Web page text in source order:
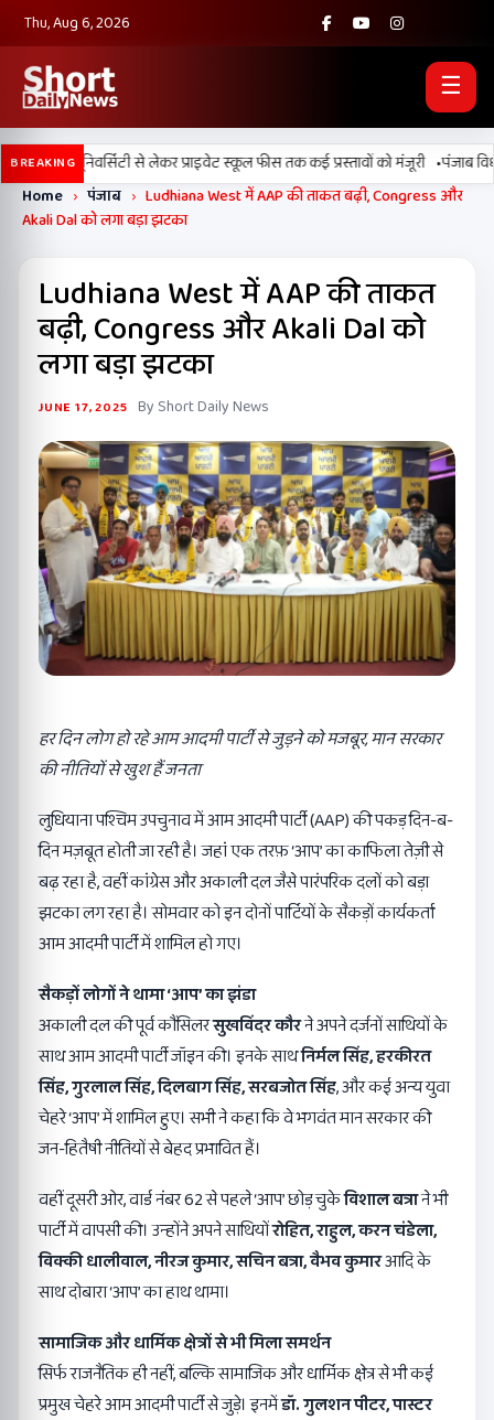
Thu, Aug 6, 2026
☰
BREAKING
यूनिवर्सिटी से लेकर प्राइवेट स्कूल फीस तक कई प्रस्तावों को मंजूरी •पंजाब
Home › पंजाब › Ludhiana West में AAP की ताकत बढ़ी, Congress और
Akali Dal को लगा बड़ा झटका
Ludhiana West में AAP की ताकत
बढ़ी, Congress और Akali Dal को
लगा बड़ा झटका
JUNE 17, 2025 By Short Daily News
हर दिन लोग हो रहे आम आदमी पार्टी से जुड़ने को मजबूर,मान सरकार
की नीतियों से खुश हैं जनता
लुधियाना पश्चिम उपचुनाव में आम आदमी पार्टी (AAP) की पकड़ दिन-ब-
दिन मज़बूत होती जा रही है। जहां एक तरफ़ ‘आप’ का काफिला तेज़ी से
बढ़ रहा है, वहीं कांग्रेस और अकाली दल जैसे पारंपरिक दलों को बड़ा
झटका लग रहा है। सोमवार को इन दोनों पार्टियों के सैकड़ों कार्यकर्ता
आम आदमी पार्टी में शामिल हो गए।
सैकड़ों लोगों ने थामा ‘आप’का झंडा
अकाली दल की पूर्व कौंसिलरसुखविंदर कौरने अपने दर्जनों साथियों के
साथ आम आदमी पार्टी जॉइन की। इनके साथनिर्मल सिंह,हरकीरत
सिंह,गुरलाल सिंह,दिलबाग सिंह,सरबजोत सिंह, और कई अन्य युवा
चेहरे ‘आप’ में शामिल हुए। सभी ने कहा कि वे भगवंत मान सरकार की
जन-हितैषी नीतियों से बेहद प्रभावित हैं।
वहीं दूसरी ओर, वार्ड नंबर 62 से पहले ‘आप’ छोड़ चुकेविशाल बत्राने भी
पार्टी में वापसी की। उन्होंने अपने साथियोंरोहित,राहुल,करन चंडेला,
विक्की धालीवाल,नीरज कुमार,सचिन बत्रा,वैभव कुमारआदि के
साथ दोबारा ‘आप’ का हाथ थामा।
सामाजिक और धार्मिक क्षेत्रों से भी मिला समर्थन
सिर्फ राजनैतिक ही नहीं, बल्कि सामाजिक और धार्मिक क्षेत्र से भी कई
प्रमुख चेहरे आम आदमी पार्टी से जुड़े। इनमेंडॉ. गुलशन पीटर,पास्टर